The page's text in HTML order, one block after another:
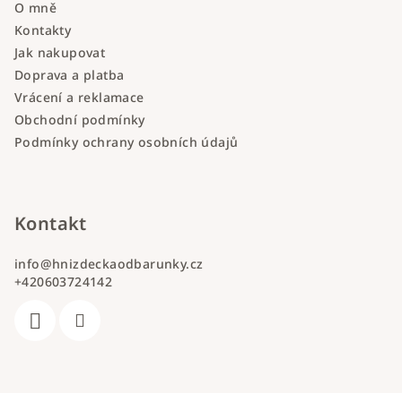
O mně
Kontakty
Jak nakupovat
Doprava a platba
Vrácení a reklamace
Obchodní podmínky
Podmínky ochrany osobních údajů
Kontakt
info@hnizdeckaodbarunky.cz
+420603724142